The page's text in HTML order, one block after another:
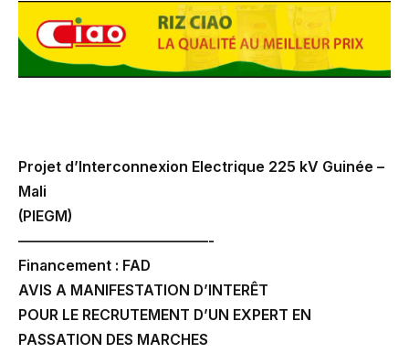
Projet d’Interconnexion Electrique 225 kV Guinée –
Mali
(PIEGM)
—————————————-
Financement : FAD
AVIS A MANIFESTATION D’INTERÊT
POUR LE RECRUTEMENT D’UN EXPERT EN
PASSATION DES MARCHES